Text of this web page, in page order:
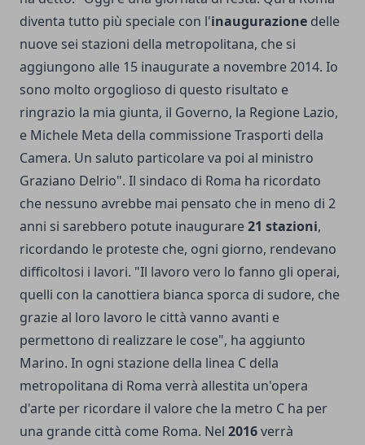
diventa tutto più speciale con l'inaugurazione delle
nuove sei stazioni della metropolitana, che si
aggiungono alle 15 inaugurate a novembre 2014. Io
sono molto orgoglioso di questo risultato e
ringrazio la mia giunta, il Governo, la Regione Lazio,
e Michele Meta della commissione Trasporti della
Camera. Un saluto particolare va poi al ministro
Graziano Delrio". Il sindaco di Roma ha ricordato
che nessuno avrebbe mai pensato che in meno di 2
anni si sarebbero potute inaugurare21 stazioni,
ricordando le proteste che, ogni giorno, rendevano
difficoltosi i lavori. "Il lavoro vero lo fanno gli operai,
quelli con la canottiera bianca sporca di sudore, che
grazie al loro lavoro le città vanno avanti e
permettono di realizzare le cose", ha aggiunto
Marino. In ogni stazione della linea C della
metropolitana di Roma verrà allestita un'opera
d'arte per ricordare il valore che la metro C ha per
una grande città come Roma. Nel 2016verrà